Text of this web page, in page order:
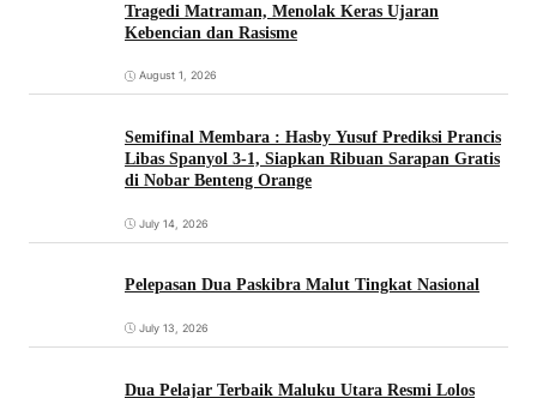
Tragedi Matraman, Menolak Keras Ujaran
Kebencian dan Rasisme
August 1, 2026
Semifinal Membara : Hasby Yusuf Prediksi Prancis
Libas Spanyol 3-1, Siapkan Ribuan Sarapan Gratis
di Nobar Benteng Orange
July 14, 2026
Pelepasan Dua Paskibra Malut Tingkat Nasional
July 13, 2026
Dua Pelajar Terbaik Maluku Utara Resmi Lolos